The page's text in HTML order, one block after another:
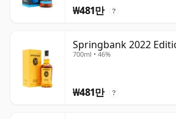
₩481만 ?
Springbank 2022
700ml • 46%
₩481만 ?